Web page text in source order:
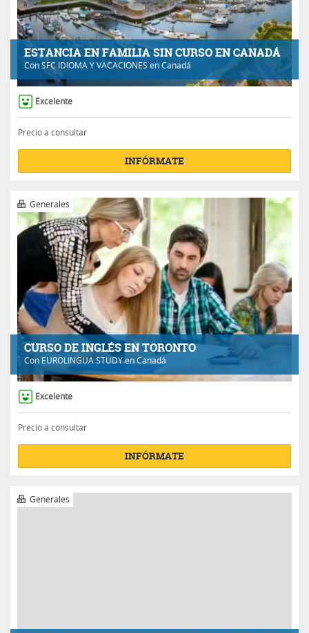
ESTANCIA EN FAMILIA SIN CURSO EN CANADÁ
ConSFC IDIOMA Y VACACIONES en Canadá
Excelente
Precio a consultar
INFÓRMATE
CURSO DE INGLÉS EN TORONTO
Con EUROLINGUA STUDYen Canadá
Generales
Excelente
Precio a consultar
INFÓRMATE
Generales